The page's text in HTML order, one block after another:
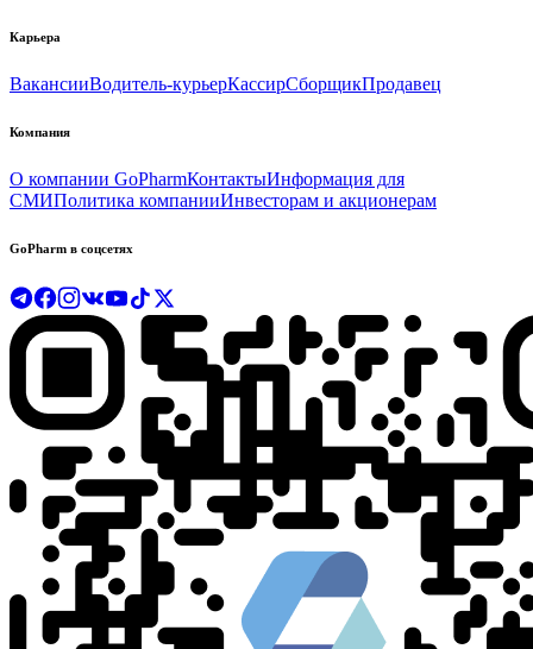
Карьера
ВакансииВодитель-курьерКассирСборщикПродавец
Компания
О компании GoPharmКонтактыИнформация для
СМИПолитика компанииИнвесторам и акционерам
GoPharm в соцсетях